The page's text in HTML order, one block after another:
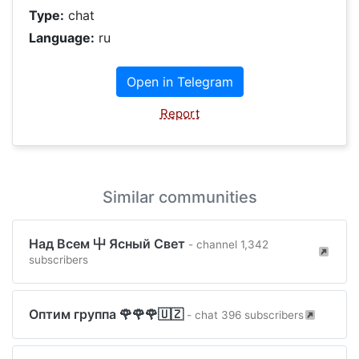
Type: chat
Language: ru
Open in Telegram
Report
Similar communities
Над Всем ⼬ Ясный Свет - channel 1,342
subscribers
Оптим группа 🌹🌹🌹🇺🇿 - chat 396 subscribers